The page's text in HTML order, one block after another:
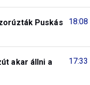
18:08
Puskás
17:33
akar állni a